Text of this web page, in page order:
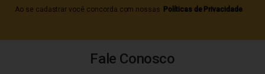
Ao se cadastrar você concorda com nossas Políticas de Privacidade
Fale Conosco